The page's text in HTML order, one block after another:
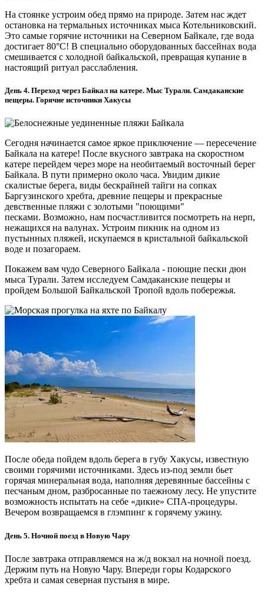
На стоянке устроим обед прямо на природе. Затем нас ждет
остановка на термальных источниках мыса Котельниковский.
Это самые горячие источники на Северном Байкале, где вода
достигает 80°C! В специально оборудованных бассейнах вода
смешивается с холодной байкальской, превращая купание в
настоящий ритуал расслабления.
День 4. Переход через Байкал на катере. Мыс Турали. Самдаканские
пещеры. Горячие источники Хакусы
Сегодня начинается самое яркое приключение — пересечение
Байкала на катере! После вкусного завтрака на скоростном
катере перейдем через море на необитаемый восточный берег
Байкала. В пути примерно около часа. Увидим дикие
скалистые берега, виды бескрайней тайги на сопках
Баргузинского хребта, древние пещеры и прекрасные
девственные пляжи с золотыми "поющими"
песками. Возможно, нам посчастливится посмотреть на нерп,
нежащихся на валунах. Устроим пикник на одном из
пустынных пляжей, искупаемся в кристальной байкальской
воде и позагораем.
Покажем вам чудо Северного Байкала - поющие пески дюн
мыса Турали. Затем исследуем Самдаканские пещеры и
пройдем Большой Байкальской Тропой вдоль побережья.
После обеда пойдем вдоль берега в губу Хакусы, известную
своими горячими источниками. Здесь из-под земли бьет
горячая минеральная вода, наполняя деревянные бассейны с
песчаным дном, разбросанные по таежному лесу. Не упустите
возможность испытать на себе «дикие» СПА-процедуры.
Вечером возвращаемся в глэмпинг к горячему ужину.
День 5. Ночной поезд в Новую Чару
После завтрака отправляемся на ж/д вокзал на ночной поезд.
Держим путь на Новую Чару. Впереди горы Кодарского
хребта и самая северная пустыня в мире.